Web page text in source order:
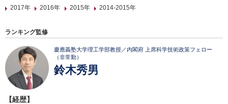
2017年
2016年 2015年 2014-2015年
ランキング監修
慶應義塾大学理工学部教授／内閣府 上席科学技術政策フェロー
（非常勤）
鈴木秀男
【経歴】